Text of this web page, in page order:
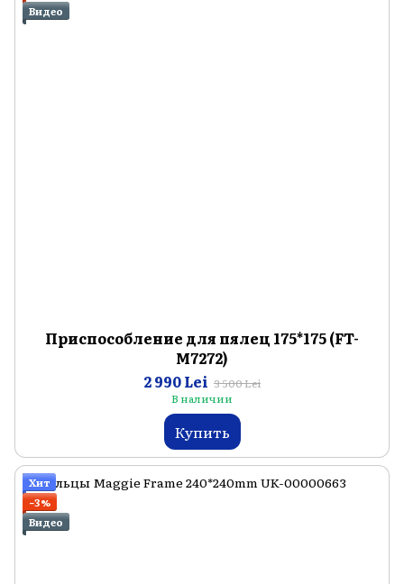
Видео
Приспособление для пялец 175*175 (FT-
M7272)
2 990 Lei 3 500 Lei
В наличии
Купить
Хит
−3%
Видео